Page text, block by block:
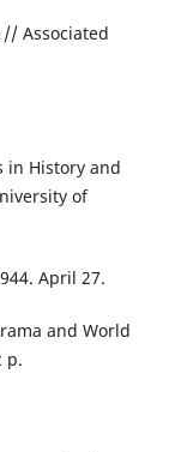
Associated
in History and
of
April 27.
and World
p.